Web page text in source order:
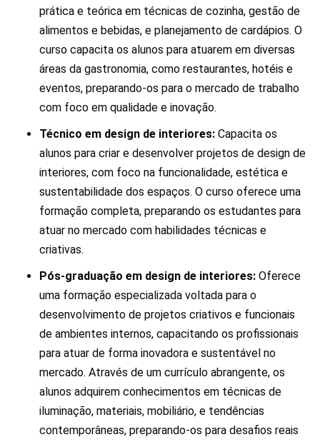
prática e teórica em técnicas de cozinha, gestão de
alimentos e bebidas, e planejamento de cardápios. O
curso capacita os alunos para atuarem em diversas
áreas da gastronomia, como restaurantes, hotéis e
eventos, preparando-os para o mercado de trabalho
com foco em qualidade e inovação.
Técnico em design de interiores: Capacita os
alunos para criar e desenvolver projetos de design de
interiores, com foco na funcionalidade, estética e
sustentabilidade dos espaços. O curso oferece uma
formação completa, preparando os estudantes para
atuar no mercado com habilidades técnicas e
criativas.
Pós-graduação em design de interiores: Oferece
uma formação especializada voltada para o
desenvolvimento de projetos criativos e funcionais
de ambientes internos, capacitando os profissionais
para atuar de forma inovadora e sustentável no
mercado. Através de um currículo abrangente, os
alunos adquirem conhecimentos em técnicas de
iluminação, materiais, mobiliário, e tendências
contemporâneas, preparando-os para desafios reais